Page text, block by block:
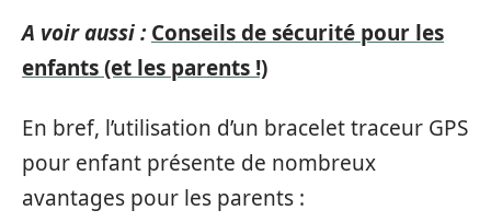
A voir aussi : Conseils de sécurité pour les
enfants (et les parents !)
En bref, l’utilisation d’un bracelet traceur GPS
pour enfant présente de nombreux
avantages pour les parents :